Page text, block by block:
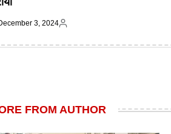
3, 2024
Posted
FROM AUTHOR